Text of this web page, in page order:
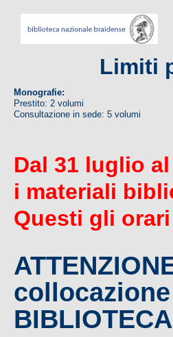
Limiti
Monografie:
Prestito: 2 volumi
Consultazione in sede: 5 volumi
Dal 31 luglio
i materiali
Questi gli
collocazione